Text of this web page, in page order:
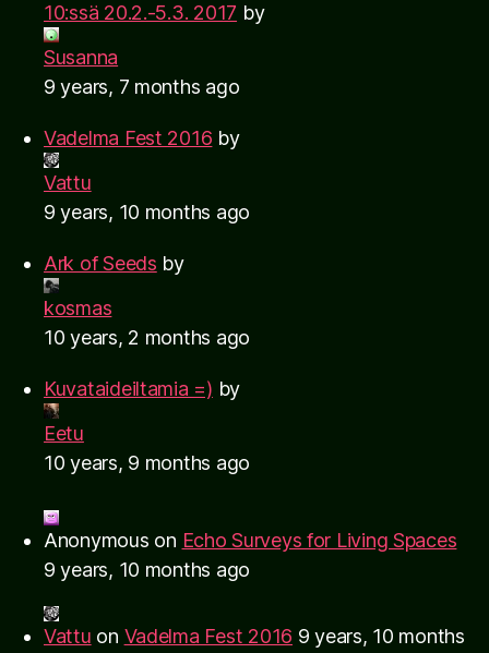
10:ssä 20.2.-5.3. 2017 by
Susanna
9 years, 7 months ago
Vadelma Fest 2016 by
Vattu
9 years, 10 months ago
Ark of Seeds by
kosmas
10 years, 2 months ago
Kuvataideiltamia =) by
Eetu
10 years, 9 months ago
Anonymous on Echo Surveys for Living Spaces
9 years, 10 months ago
Vattu on Vadelma Fest 2016 9 years, 10 months